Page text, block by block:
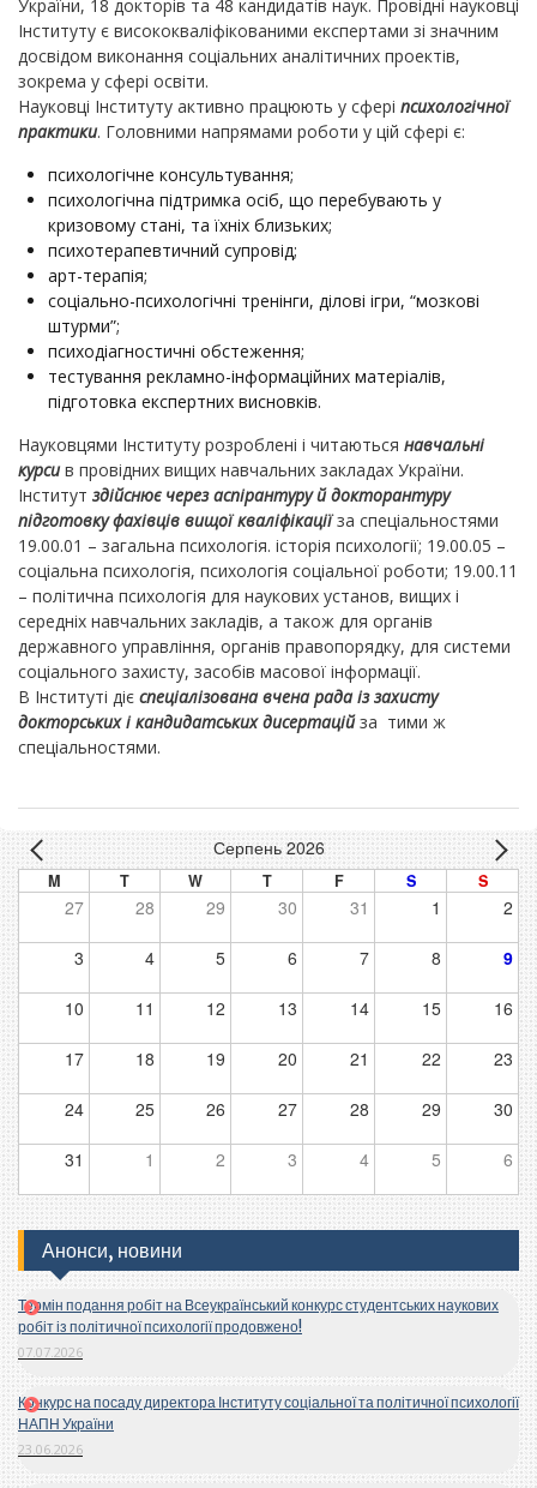
України, 18 докторів та 48 кандидатів наук. Провідні науковці
Інституту є висококваліфікованими експертами зі значним
досвідом виконання соціальних аналітичних проектів,
зокрема у сфері освіти.
Науковці Інституту активно працюють у сфері психологічної
практики. Головними напрямами роботи у цій сфері є:
психологічне консультування;
психологічна підтримка осіб, що перебувають у
кризовому стані, та їхніх близьких;
психотерапевтичний супровід;
арт-терапія;
соціально-психологічні тренінги, ділові ігри, “мозкові
штурми”;
психодіагностичні обстеження;
тестування рекламно-інформаційних матеріалів,
підготовка експертних висновків.
Науковцями Інституту розроблені і читаються навчальні
курсив провідних вищих навчальних закладах України.
Інститут здійснює через аспірантуру й докторантуру
підготовку фахівців вищої кваліфікаціїза спеціальностями
19.00.01 – загальна психологія. історія психології; 19.00.05 –
соціальна психологія, психологія соціальної роботи; 19.00.11
– політична психологія для наукових установ, вищих і
середніх навчальних закладів, а також для органів
державного управління, органів правопо­рядку, для системи
соціального захисту, засобів масової інформації.
В Інституті діє спеціалізована вчена рада із захисту
докторських і кандидатських дисертаційза тими ж
спеціальностями.
Серпень 2026
M T W T F S S
27 28 29 30 31 1 2
3 4 5 6 7 8 9
10 11 12 13 14 15 16
17 18 19 20 21 22 23
24 25 26 27 28 29 30
31 1 2 3 4 5 6
Анонси, новини
Термін подання робіт на Всеукраїнський конкурс студентських наукових
робіт із політичної психології продовжено!
07.07.2026
Конкурс на посаду директора Інституту соціальної та політичної психології
НАПН України
23.06.2026